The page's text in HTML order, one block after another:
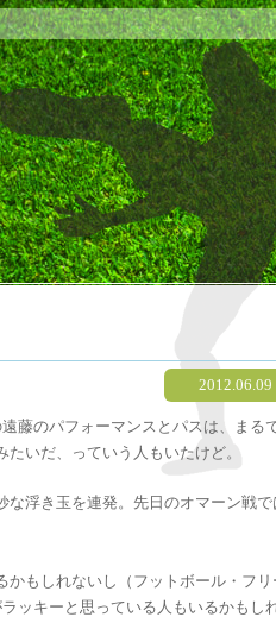
2012.06.09
藤のパフォーマンスとパスは、まる
いだ、っていう人もいたけど。
浮き玉を連発。先日のオマーン戦で
もしれないし（フットボール・フリ
ッキーと思っている人もいるかもし